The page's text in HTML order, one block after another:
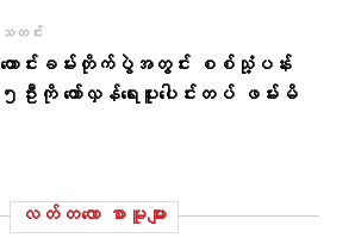
သတင်း
တောင်းခမ်းတိုက်ပွဲအတွင်း စစ်သုံ့ပန်း
၅ဦးကို တော်လှန်ရေးပူးပေါင်းတပ် ဖမ်းမိ
လတ်တ‌လော စာမူများ